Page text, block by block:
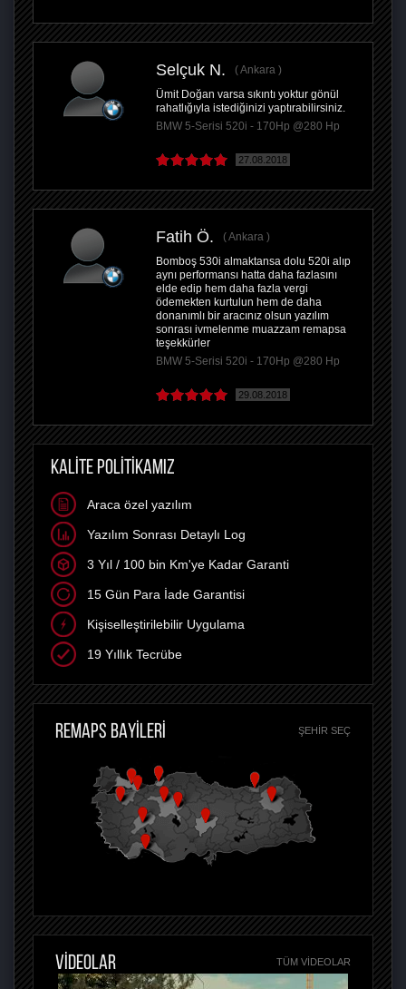
Selçuk N.
Ankara
Ümit Doğan varsa sıkıntı yoktur gönül
rahatlığıyla istediğinizi yaptırabilirsiniz.
BMW 5-Serisi 520i - 170Hp @280 Hp
27.08.2018
Fatih Ö.
Ankara
Bomboş 530i almaktansa dolu 520i alıp
aynı performansı hatta daha fazlasını
elde edip hem daha fazla vergi
ödemekten kurtulun hem de daha
donanımlı bir aracınız olsun yazılım
sonrası ivmelenme muazzam remapsa
teşekkürler
BMW 5-Serisi 520i - 170Hp @280 Hp
29.08.2018
KALİTE POLİTİKAMIZ
Araca özel yazılım
Yazılım Sonrası Detaylı Log
3 Yıl / 100 bin Km'ye Kadar Garanti
15 Gün Para İade Garantisi
Kişiselleştirilebilir Uygulama
19 Yıllık Tecrübe
REMAPS BAYİLERİ ŞEHIR SEÇ
VİDEOLAR TÜM VIDEOLAR